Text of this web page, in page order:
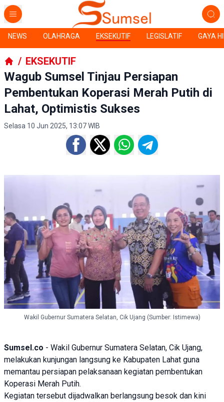
NEWS OLAHRAGA EKSEKUTIF LEGISLATIF GAYA
/ EKSEKUTIF
Wagub Sumsel Tinjau Persiapan
Pembentukan Koperasi Merah Putih di
Lahat, Optimistis Sukses
Selasa 10 Jun 2025, 13:07 WIB
Wakil Gubernur Sumatera Selatan, Cik Ujang (Sumber: Istimewa)
Sumsel.co - Wakil Gubernur Sumatera Selatan, Cik Ujang,
melakukan kunjungan langsung ke Kabupaten Lahat guna
memantau persiapan pelaksanaan kegiatan pembentukan
Koperasi Merah Putih.
Kegiatan tersebut dijadwalkan berlangsung besok dan kini